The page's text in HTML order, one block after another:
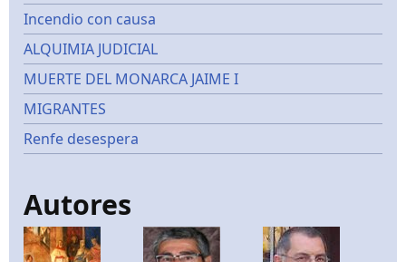
Incendio con causa
ALQUIMIA JUDICIAL
MUERTE DEL MONARCA JAIME I
MIGRANTES
Renfe desespera
Autores